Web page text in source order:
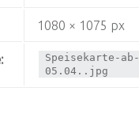
1080 × 1075 px
Speisekarte-ab-
05.04..jpg